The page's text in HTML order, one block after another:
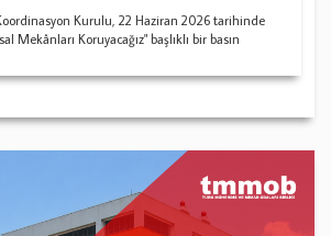
Kurulu, 22 Haziran 2026 tarihinde
Mekânları Koruyacağız" başlıklı bir basın